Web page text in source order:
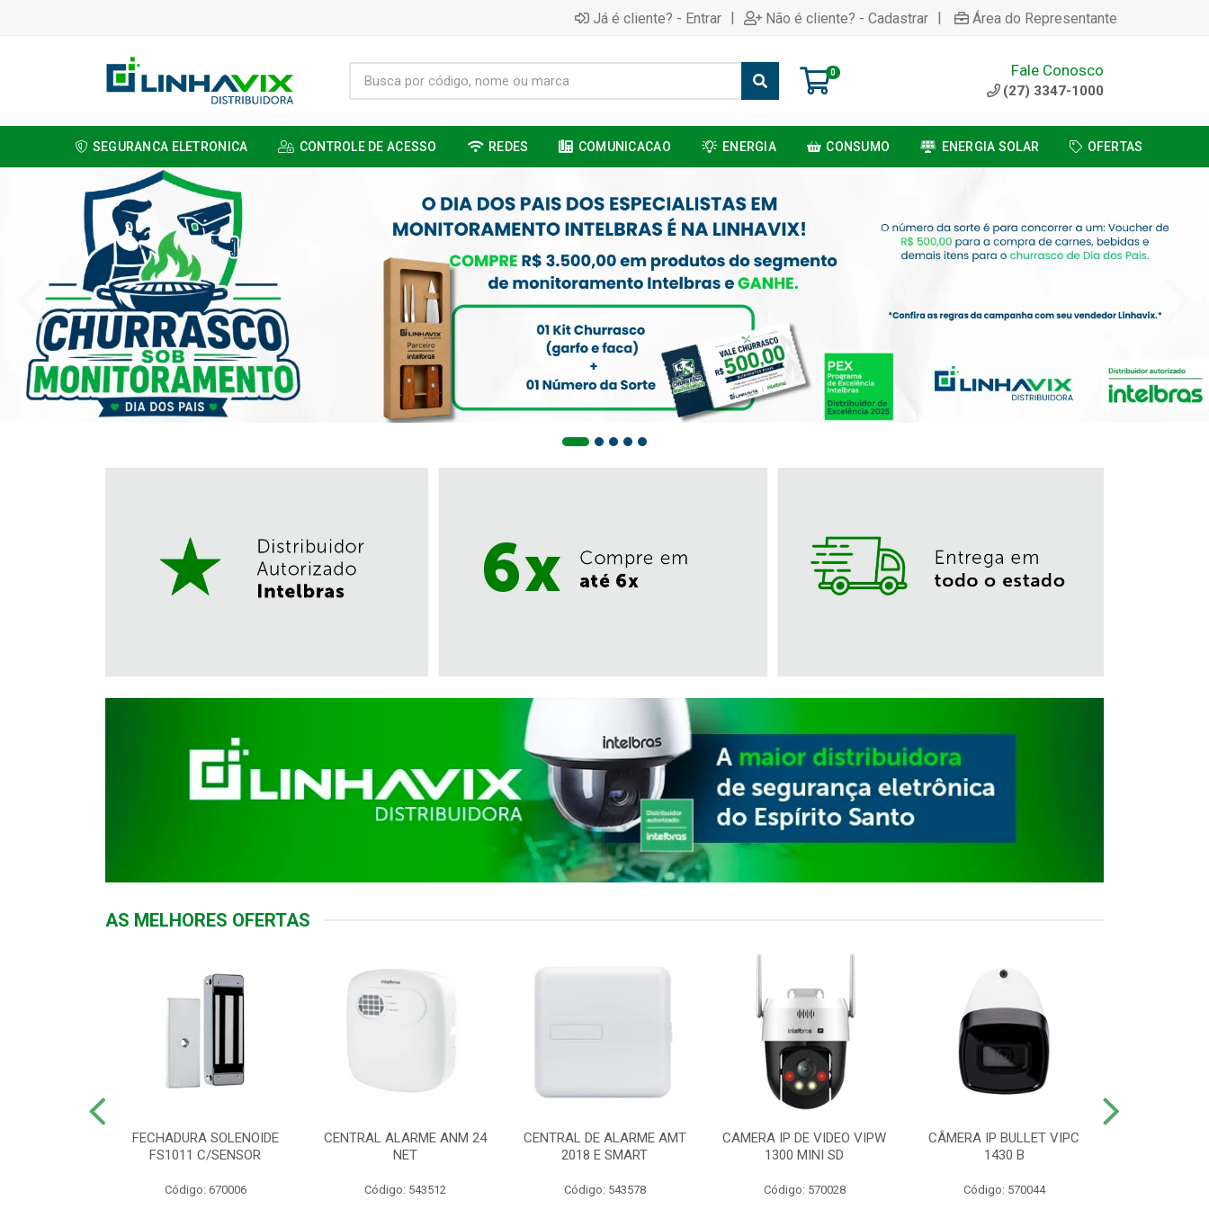
Já é cliente? - Entrar | Não é cliente? - Cadastrar | Área do Representante
0 Fale Conosco
(27) 3347-1000
SEGURANCA ELETRONICA CONTROLE DE ACESSO REDES COMUNICACAO ENERGIA CONSUMO ENERGIA SOLAR OFERTAS
AS MELHORES OFERTAS
FECHADURA SOLENOIDE
FS1011 C/SENSOR
Código: 670006
CENTRAL ALARME ANM 24
NET
Código: 543512
CENTRAL DE ALARME AMT
2018 E SMART
Código: 543578
CAMERA IP DE VIDEO VIPW
1300 MINI SD
Código: 570028
CÂMERA IP BULLET VIPC
1430 B
Código: 570044